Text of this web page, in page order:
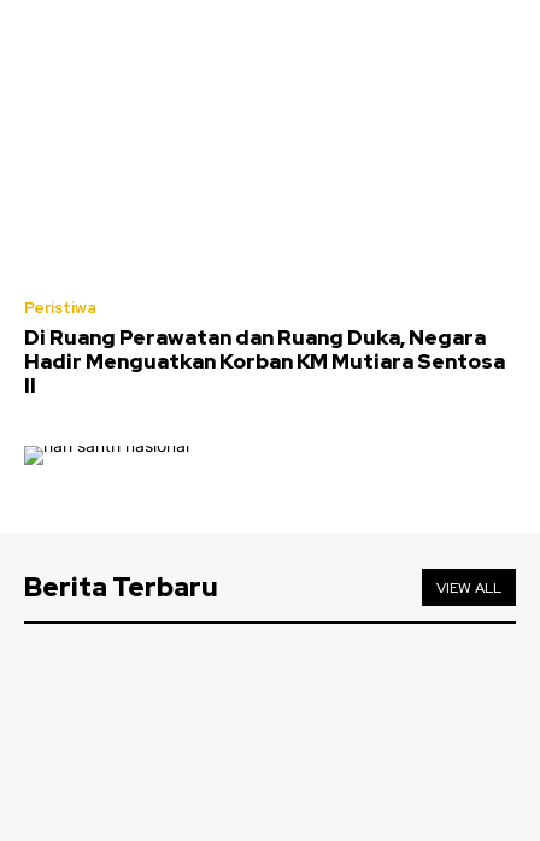
Peristiwa
Di Ruang Perawatan dan Ruang Duka, Negara
Hadir Menguatkan Korban KM Mutiara Sentosa
II
Berita Terbaru VIEW ALL